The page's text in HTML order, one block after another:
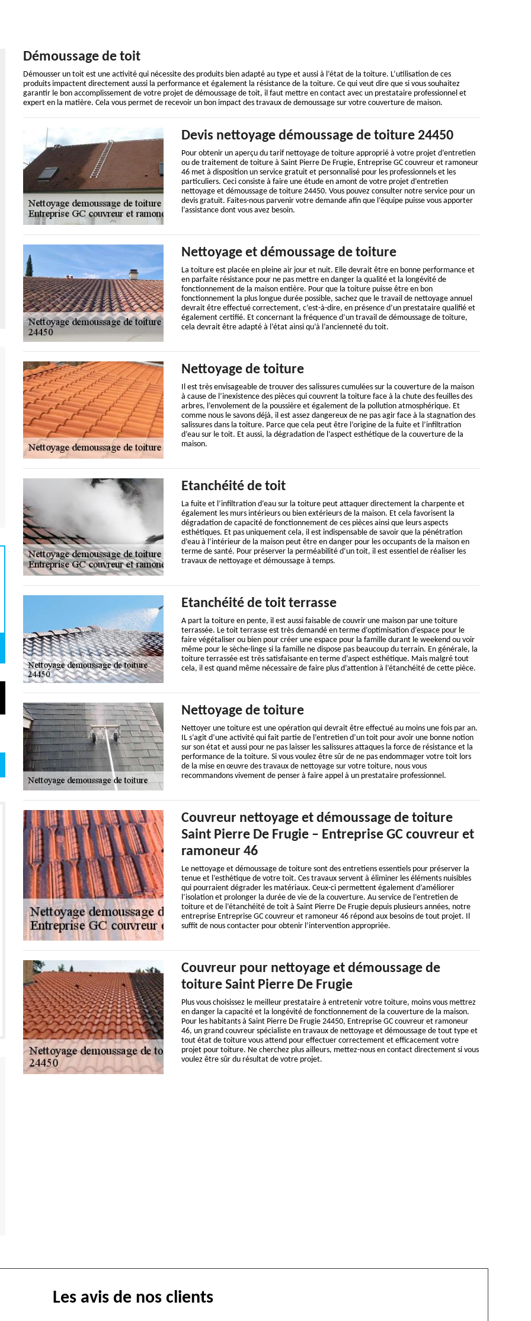
Démoussage de toit
Démousser un toit est une activité qui nécessite des produits bien adapté au type et aussi à l’état de la toiture. L’utilisation de ces
produits impactent directement aussi la performance et également la résistance de la toiture. Ce qui veut dire que si vous souhaitez
garantir le bon accomplissement de votre projet de démoussage de toit, il faut mettre en contact avec un prestataire professionnel et
expert en la matière. Cela vous permet de recevoir un bon impact des travaux de demoussage sur votre couverture de maison.
Devis nettoyage démoussage de toiture 24450
Pour obtenir un aperçu du tarif nettoyage de toiture approprié à votre projet d’entretien
ou de traitement de toiture à Saint Pierre De Frugie, Entreprise GC couvreur et ramoneur
46 met à disposition un service gratuit et personnalisé pour les professionnels et les
particuliers. Ceci consiste à faire une étude en amont de votre projet d’entretien
nettoyage et démoussage de toiture 24450. Vous pouvez consulter notre service pour un
devis gratuit. Faites-nous parvenir votre demande afin que l’équipe puisse vous apporter
l’assistance dont vous avez besoin.
Nettoyage et démoussage de toiture
La toiture est placée en pleine air jour et nuit. Elle devrait être en bonne performance et
en parfaite résistance pour ne pas mettre en danger la qualité et la longévité de
fonctionnement de la maison entière. Pour que la toiture puisse être en bon
fonctionnement la plus longue durée possible, sachez que le travail de nettoyage annuel
devrait être effectué correctement, c’est-à-dire, en présence d’un prestataire qualifié et
également certifié. Et concernant la fréquence d’un travail de démoussage de toiture,
cela devrait être adapté à l’état ainsi qu’à l’ancienneté du toit.
Nettoyage de toiture
Il est très envisageable de trouver des salissures cumulées sur la couverture de la maison
à cause de l’inexistence des pièces qui couvrent la toiture face à la chute des feuilles des
arbres, l’envolement de la poussière et également de la pollution atmosphérique. Et
comme nous le savons déjà, il est assez dangereux de ne pas agir face à la stagnation des
salissures dans la toiture. Parce que cela peut être l’origine de la fuite et l’infiltration
d’eau sur le toit. Et aussi, la dégradation de l’aspect esthétique de la couverture de la
maison.
Etanchéité de toit
La fuite et l’infiltration d’eau sur la toiture peut attaquer directement la charpente et
également les murs intérieurs ou bien extérieurs de la maison. Et cela favorisent la
dégradation de capacité de fonctionnement de ces pièces ainsi que leurs aspects
esthétiques. Et pas uniquement cela, il est indispensable de savoir que la pénétration
d’eau à l’intérieur de la maison peut être en danger pour les occupants de la maison en
terme de santé. Pour préserver la perméabilité d’un toit, il est essentiel de réaliser les
travaux de nettoyage et démoussage à temps.
Etanchéité de toit terrasse
A part la toiture en pente, il est aussi faisable de couvrir une maison par une toiture
terrassée. Le toit terrasse est très demandé en terme d’optimisation d’espace pour le
faire végétaliser ou bien pour créer une espace pour la famille durant le weekend ou voir
même pour le sèche-linge si la famille ne dispose pas beaucoup du terrain. En générale, la
toiture terrassée est très satisfaisante en terme d’aspect esthétique. Mais malgré tout
cela, il est quand même nécessaire de faire plus d’attention à l’étanchéité de cette pièce.
Nettoyage de toiture
Nettoyer une toiture est une opération qui devrait être effectué au moins une fois par an.
IL s’agit d’une activité qui fait partie de l’entretien d’un toit pour avoir une bonne notion
sur son état et aussi pour ne pas laisser les salissures attaques la force de résistance et la
performance de la toiture. Si vous voulez être sûr de ne pas endommager votre toit lors
de la mise en œuvre des travaux de nettoyage sur votre toiture, nous vous
recommandons vivement de penser à faire appel à un prestataire professionnel.
Couvreur nettoyage et démoussage de toiture
Saint Pierre De Frugie – Entreprise GC couvreur et
ramoneur 46
Le nettoyage et démoussage de toiture sont des entretiens essentiels pour préserver la
tenue et l’esthétique de votre toit. Ces travaux servent à éliminer les éléments nuisibles
qui pourraient dégrader les matériaux. Ceux-ci permettent également d’améliorer
l’isolation et prolonger la durée de vie de la couverture. Au service de l’entretien de
toiture et de l’étanchéité de toit à Saint Pierre De Frugie depuis plusieurs années, notre
entreprise Entreprise GC couvreur et ramoneur 46 répond aux besoins de tout projet. Il
suffit de nous contacter pour obtenir l’intervention appropriée.
Couvreur pour nettoyage et démoussage de
toiture Saint Pierre De Frugie
Plus vous choisissez le meilleur prestataire à entretenir votre toiture, moins vous mettrez
en danger la capacité et la longévité de fonctionnement de la couverture de la maison.
Pour les habitants à Saint Pierre De Frugie 24450, Entreprise GC couvreur et ramoneur
46, un grand couvreur spécialiste en travaux de nettoyage et démoussage de tout type et
tout état de toiture vous attend pour effectuer correctement et efficacement votre
projet pour toiture. Ne cherchez plus ailleurs, mettez-nous en contact directement si vous
voulez être sûr du résultat de votre projet.
Les avis de nos clients